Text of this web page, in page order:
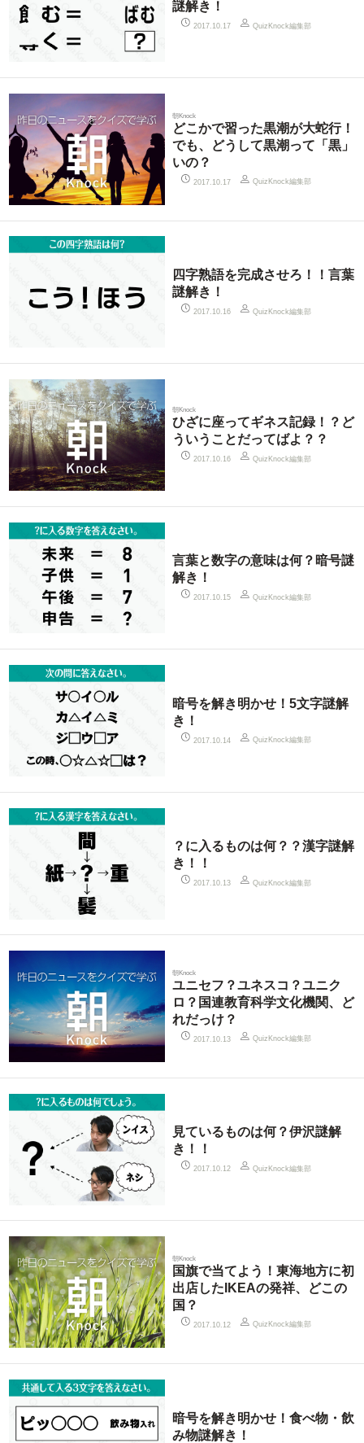
謎解き！
2017.10.17 QuizKnock編集部
朝Knock
どこかで習った黒潮が大蛇行！
でも、どうして黒潮って「黒」
いの？
2017.10.17 QuizKnock編集部
四字熟語を完成させろ！！言葉
謎解き！
2017.10.16 QuizKnock編集部
朝Knock
ひざに座ってギネス記録！？ど
ういうことだってばよ？？
2017.10.16 QuizKnock編集部
言葉と数字の意味は何？暗号謎
解き！
2017.10.15 QuizKnock編集部
暗号を解き明かせ！5文字謎解
き！
2017.10.14 QuizKnock編集部
？に入るものは何？？漢字謎解
き！！
2017.10.13 QuizKnock編集部
朝Knock
ユニセフ？ユネスコ？ユニク
ロ？国連教育科学文化機関、ど
れだっけ？
2017.10.13 QuizKnock編集部
見ているものは何？伊沢謎解
き！！
2017.10.12 QuizKnock編集部
朝Knock
国旗で当てよう！東海地方に初
出店したIKEAの発祥、どこの
国？
2017.10.12 QuizKnock編集部
暗号を解き明かせ！食べ物・飲
み物謎解き！